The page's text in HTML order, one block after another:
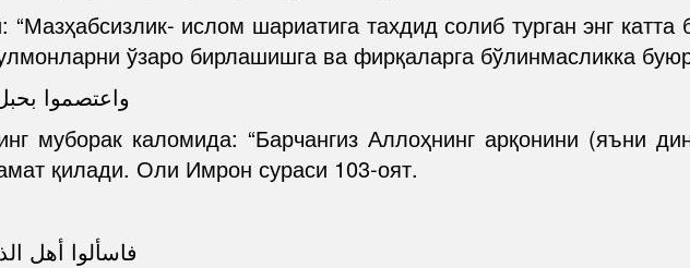
ислом шариатига тахдид солиб турган энг катта
ўзаро бирлашишга ва фирқаларга бўлинмасликка
واعتصموا
муборак каломида: “Барчангиз Аллоҳнинг арқонини (яъни
қилади. Оли Имрон сураси 103-оят.
فاسألوا أهل